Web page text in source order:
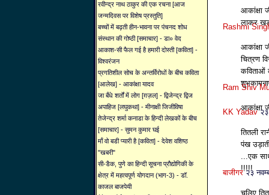
रवीन्द्र नाथ ठाकुर की एक रचना [आज
जन्मदिवस पर विशेष प्रस्तुति]
बच्चों में बढ़ती हीन-भावना पर पंचनद शोध
संस्थान की गोष्ठी [समाचार] - डा० वेद
आकाश-सी फैल गई है हमारी दोस्ती [कविता] -
विश्वरंजन
प्रगतिशील सोच के अन्तर्विरोधों के बीच कविता
[आलेख] - आकांक्षा यादव
जा बँधे शर्तों में लोग [ग़ज़ल] - द्विजेन्द्र द्विज
अपाहिज [लघुकथा] - मीनाक्षी जिजीविषा
तेजेन्द्र शर्मा कनाडा के हिन्दी लेखकों के बीच
[समाचार] - सुमन कुमार घई
माँ वो बडी प्यारी है [कविता] - देवेश वशिष्ठ
"खबरी"
सी-डैक, पुणे का हिन्दी सूचना प्रौद्योगिकी के
क्षेत्र में महत्वपूर्ण योगदान (भाग-3) - डॉ.
काजल बाजपेयी
आकांक्षा
लाकर
Rashmi
आकांक्षा
चित्रण
कविताओं
Ram Shiv
आकांक्षा
KK Yadav
तितली
पंख
...एक
!!!!!
बाजीगर २३
चलिए